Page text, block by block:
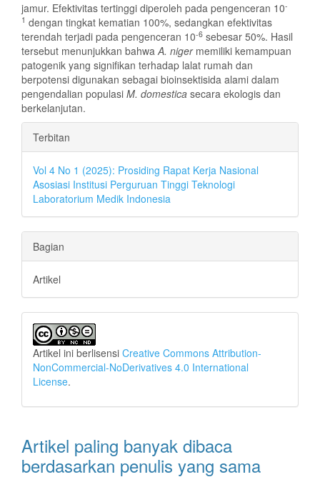
jamur. Efektivitas tertinggi diperoleh pada pengenceran 10-
1 dengan tingkat kematian 100%, sedangkan efektivitas
terendah terjadi pada pengenceran 10-6 sebesar 50%. Hasil
tersebut menunjukkan bahwaA. nigermemiliki kemampuan
patogenik yang signifikan terhadap lalat rumah dan
berpotensi digunakan sebagai bioinsektisida alami dalam
pengendalian populasi M. domestica secara ekologis dan
berkelanjutan.
Rincian
Artikel
Terbitan
Vol 4 No 1 (2025): Prosiding Rapat Kerja Nasional
Asosiasi Institusi Perguruan Tinggi Teknologi
Laboratorium Medik Indonesia
Bagian
Artikel
Artikel ini berlisensi Creative Commons Attribution-
NonCommercial-NoDerivatives 4.0 International
License.
Artikel paling banyak dibaca
berdasarkan penulis yang sama